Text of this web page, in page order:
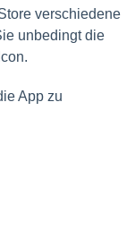
verschiedene
unbedingt die
App zu